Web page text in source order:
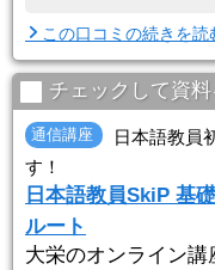
この口コミの続きを読
チェックして資料
通信講座
日本語教員
す！
日本語教員SkiP 基
ルート
大栄のオンライン講